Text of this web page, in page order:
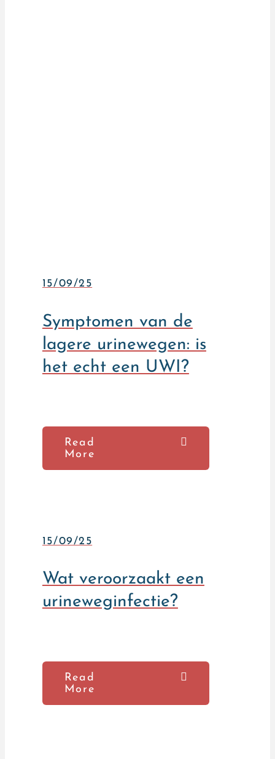
15/09/25
Symptomen van de
lagere urinewegen: is
het echt een UWI?
Read
More
15/09/25
Wat veroorzaakt een
urineweginfectie?
Read
More